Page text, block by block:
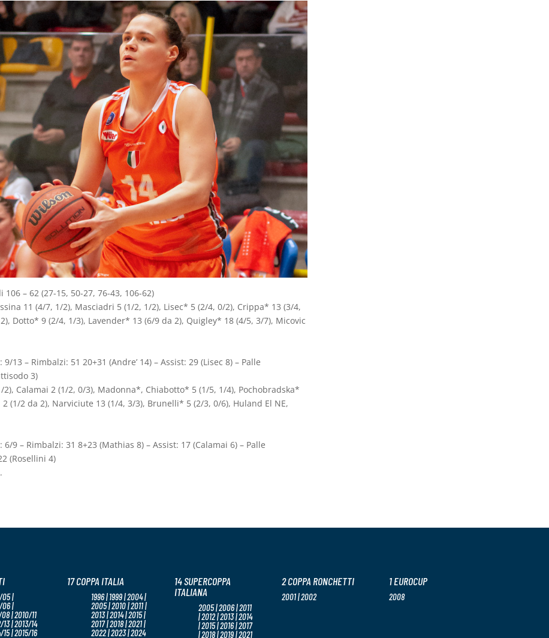
– 62 (27-15, 50-27, 76-43, 106-62)
11 (4/7, 1/2), Masciadri 5 (1/2, 1/2), Lisec* 5 (2/4, 0/2), Crippa* 13 (3/4,
Dotto* 9 (2/4, 1/3), Lavender* 13 (6/9 da 2), Quigley* 18 (4/5, 3/7), Micovic
13 – Rimbalzi: 51 20+31 (Andre’ 14) – Assist: 29 (Lisec 8) – Palle
3)
2), Calamai 2 (1/2, 0/3), Madonna*, Chiabotto* 5 (1/5, 1/4), Pochobradska*
(1/2 da 2), Narviciute 13 (1/4, 3/3), Brunelli* 5 (2/3, 0/6), Huland El NE,
9 – Rimbalzi: 31 8+23 (Mathias 8) – Assist: 17 (Calamai 6) – Palle
(Rosellini 4)
|
|
| 2010/11
13 | 2013/14
15 | 2015/16
17 COPPA ITALIA
1996 | 1999 | 2004 |
2005 | 2010 | 2011 |
2013 | 2014 | 2015 |
2017 | 2018 | 2021 |
2022 | 2023 | 2024
14 SUPERCOPPA
ITALIANA
2005 | 2006 | 2011
| 2012 | 2013 | 2014
| 2015 | 2016 | 2017
| 2018 | 2019 | 2021
2 COPPA RONCHETTI
2001 | 2002
1 EUROCUP
2008